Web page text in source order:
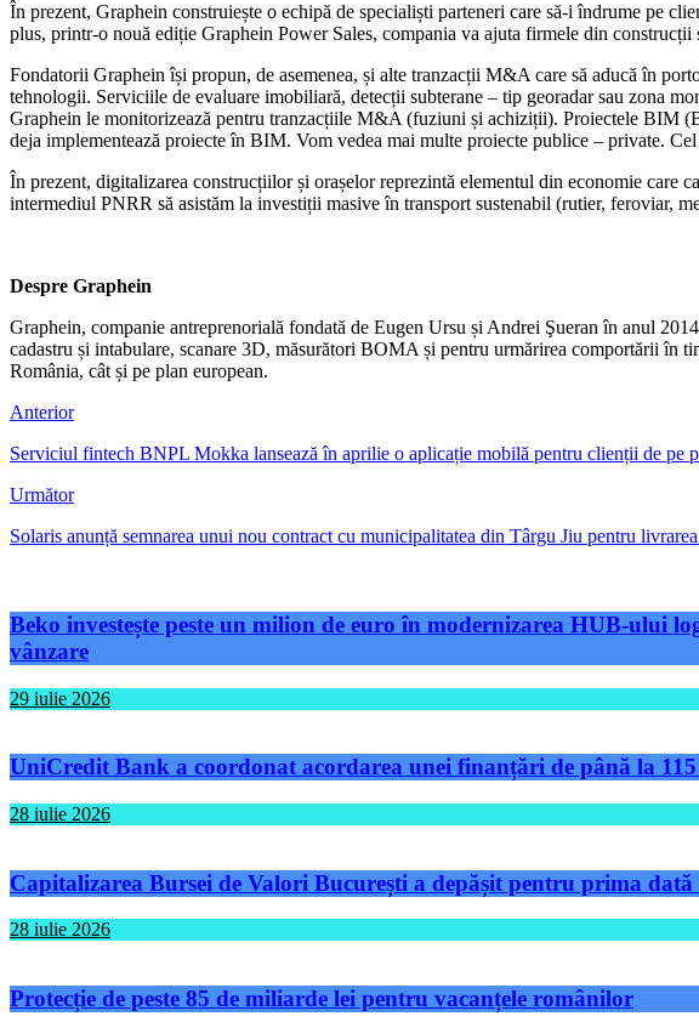
În prezent, Graphein construiește o echipă de specialiști parteneri care să-i îndrume pe
plus, printr-o nouă ediție Graphein Power Sales, compania va ajuta firmele din
Fondatorii Graphein își propun, de asemenea, și alte tranzacții M&A care să aducă în
tehnologii. Serviciile de evaluare imobiliară, detecții subterane – tip georadar sau zona
Graphein le monitorizează pentru tranzacțiile M&A (fuziuni și achiziții). Proiectele BIM
deja implementează proiecte în BIM. Vom vedea mai multe proiecte publice – private.
În prezent, digitalizarea construcțiilor și orașelor reprezintă elementul din economie care
intermediul PNRR să asistăm la investiții masive în transport sustenabil (rutier, feroviar,
Despre Graphein
Graphein, companie antreprenorială fondată de Eugen Ursu și Andrei Şueran în anul
cadastru și intabulare, scanare 3D, măsurători BOMA și pentru urmărirea comportării în
România, cât și pe plan european.
Anterior
Serviciul fintech BNPL Mokka lansează în aprilie o aplicație mobilă pentru clienții de pe
Următor
Solaris anunță semnarea unui nou contract cu municipalitatea din Târgu Jiu pentru
Beko investește peste un milion de euro în modernizarea HUB-ului
vânzare
29 iulie 2026
UniCredit Bank a coordonat acordarea unei finanțări de până la
28 iulie 2026
Capitalizarea Bursei de Valori București a depășit pentru prima
28 iulie 2026
Protecție de peste 85 de miliarde lei pentru vacanțele românilor